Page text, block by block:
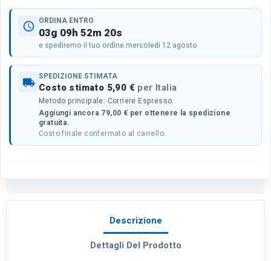
schedule ORDINA ENTRO
03g 09h 52m 20s
e spediremo il tuo ordine mercoledi 12 agosto
local_shipping SPEDIZIONE STIMATA
Costo stimato 5,90 € per Italia
Metodo principale: Corriere Espresso
Aggiungi ancora 79,00 € per ottenere la spedizione
gratuita.
Costo finale confermato al carrello.
Descrizione
Dettagli Del Prodotto